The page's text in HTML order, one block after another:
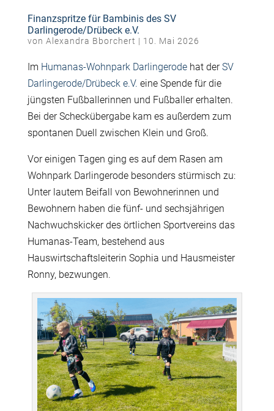
Finanzspritze für Bambinis des SV
Darlingerode/Drübeck e.V.
von Alexandra Bborchert | 10. Mai 2026
Im Humanas-Wohnpark Darlingerodehat derSV
Darlingerode/Drübeck e.V. eine Spende für die
jüngsten Fußballerinnen und Fußballer erhalten.
Bei der Scheckübergabe kam es außerdem zum
spontanen Duell zwischen Klein und Groß.
Vor einigen Tagen ging es auf dem Rasen am
Wohnpark Darlingerode besonders stürmisch zu:
Unter lautem Beifall von Bewohnerinnen und
Bewohnern haben die fünf- und sechsjährigen
Nachwuchskicker des örtlichen Sportvereins das
Humanas-Team, bestehend aus
Hauswirtschaftsleiterin Sophia und Hausmeister
Ronny, bezwungen.